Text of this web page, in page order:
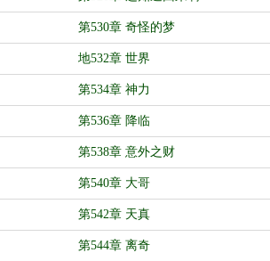
第530章 奇怪的梦
地532章 世界
第534章 神力
第536章 降临
第538章 意外之财
第540章 大哥
第542章 天真
第544章 离奇